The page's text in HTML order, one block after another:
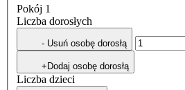
Pokój 1
Liczba dorosłych
- Usuń osobę dorosłą
+Dodaj osobę dorosłą
Liczba dzieci